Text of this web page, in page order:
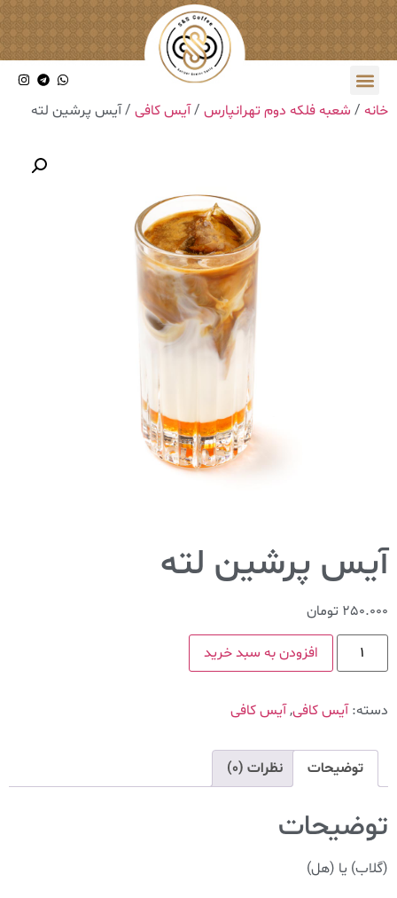
خانه / شعبه فلکه دوم تهرانپارس /آیس کافی / آیس پرشین لته
آیس پرشین لته
250.000 تومان
افزودن به سبد خرید
دسته:آیس کافی,آیس کافی
توضیحات نظرات (0)
توضیحات
(گلاب) یا (هل)